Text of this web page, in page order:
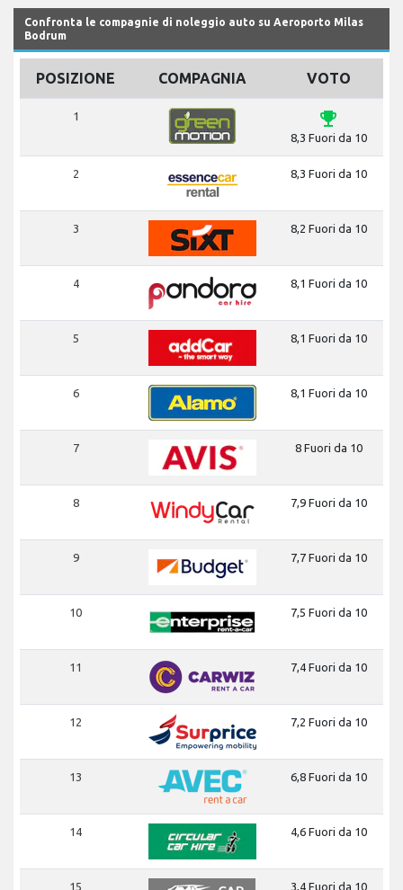
Confronta le compagnie di noleggio auto su Aeroporto Milas
Bodrum
POSIZIONE COMPAGNIA VOTO
1 emoji_events
8,3 Fuori da 10
2 8,3 Fuori da 10
3 8,2 Fuori da 10
4 8,1 Fuori da 10
5 8,1 Fuori da 10
6 8,1 Fuori da 10
7 8 Fuori da 10
8 7,9 Fuori da 10
9 7,7 Fuori da 10
10 7,5 Fuori da 10
11 7,4 Fuori da 10
12 7,2 Fuori da 10
13 6,8 Fuori da 10
14 4,6 Fuori da 10
15 3,4 Fuori da 10